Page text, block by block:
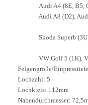
Audi A4 (8E, B5,
Audi A8 (D2), Audi
Skoda Superb
VW Golf 5 (1K), VW
Felgengröße/
Lochzahl: 5
Lochkreis: 112mm
Nabendurchmesser: